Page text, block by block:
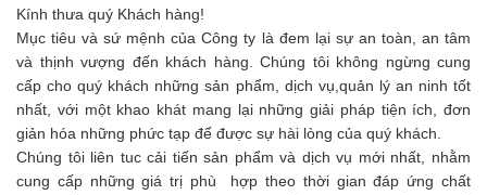
Kính thưa quý Khách hàng!
Mục tiêu và sứ mệnh của Công ty là đem lại sự an toàn, an tâm
và thịnh vượng đến khách hàng. Chúng tôi không ngừng cung
cấp cho quý khách những sản phẩm, dịch vụ,quản lý an ninh tốt
nhất, với một khao khát mang lại những giải pháp tiện ích, đơn
giản hóa những phức tạp để được sự hài lòng của quý khách.
Chúng tôi liên tuc cải tiến sản phẩm và dịch vụ mới nhất, nhằm
cung cấp những giá trị phù hợp theo thời gian đáp ứng chất